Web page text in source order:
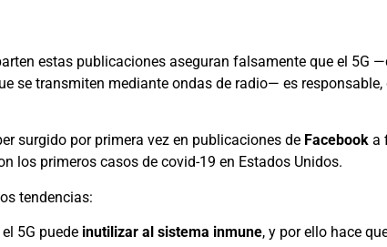
estas publicaciones aseguran falsamente que el 5G
se transmiten mediante ondas de radio— es
surgido por primera vez en publicaciones de Facebook a
los primeros casos de covid-19 en Estados Unidos.
tendencias:
5G puede inutilizar al sistema inmune, y por ello hace